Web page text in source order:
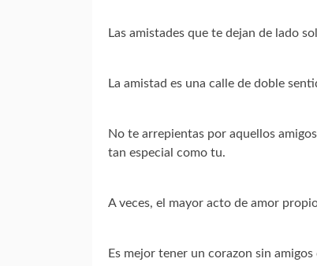
Las amistades que te dejan de lado
La amistad es una calle de doble
No te arrepientas por aquellos
tan especial como tu.
A veces, el mayor acto de amor
Es mejor tener un corazon sin